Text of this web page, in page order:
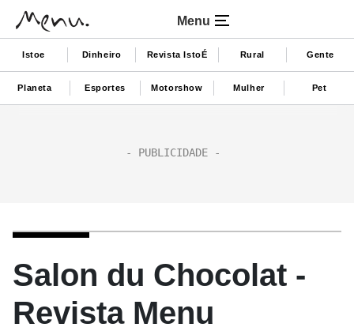
Menu
Istoe Dinheiro Revista IstoÉ Rural Gente
Planeta Esportes Motorshow Mulher Pet
Salon du Chocolat -
Revista Menu